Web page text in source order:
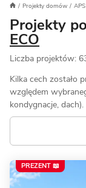
Projekty domów
Projekty
ECO
Liczba projektów:
Kilka cech zostało
względem
kondygnacje, dach).
PREZENT 📖